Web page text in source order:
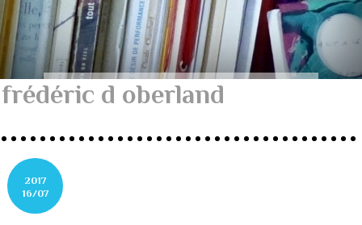
frédéric d oberland
2017
16/07